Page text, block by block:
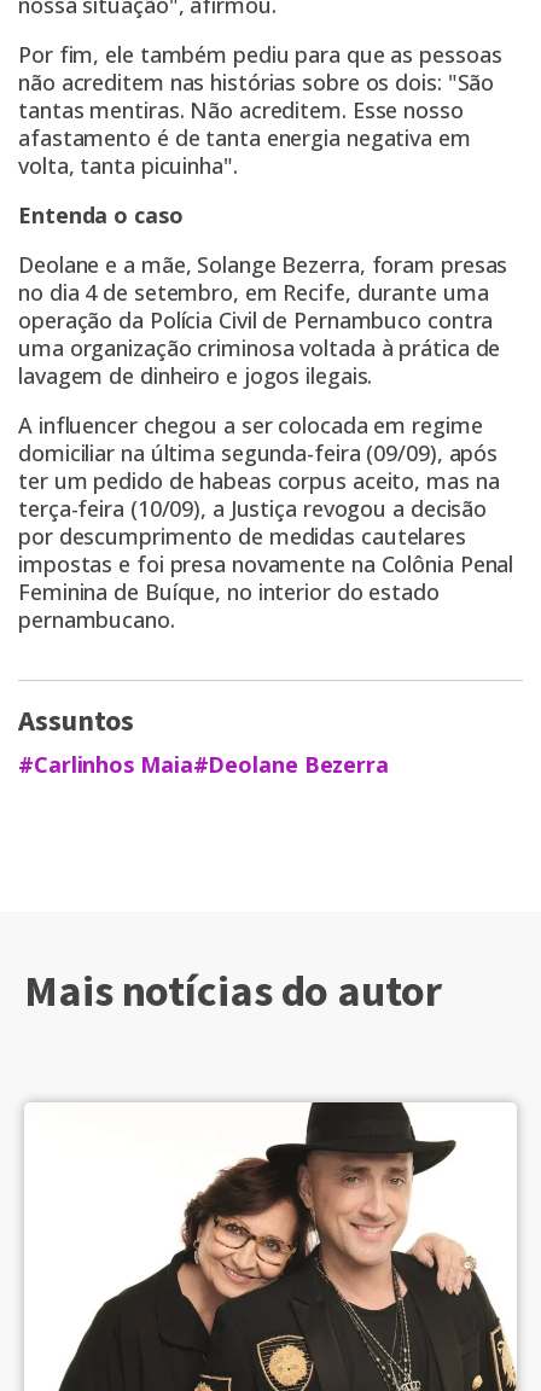
Por fim, ele também pediu para que as pessoas
não acreditem nas histórias sobre os dois: "São
tantas mentiras. Não acreditem. Esse nosso
afastamento é de tanta energia negativa em
volta, tanta picuinha".
Entenda o caso
Deolane e a mãe, Solange Bezerra, foram presas
no dia 4 de setembro, em Recife, durante uma
operação da Polícia Civil de Pernambuco contra
uma organização criminosa voltada à prática de
lavagem de dinheiro e jogos ilegais.
A influencer chegou a ser colocada em regime
domiciliar na última segunda-feira (09/09), após
ter um pedido de habeas corpus aceito, mas na
terça-feira (10/09), a Justiça revogou a decisão
por descumprimento de medidas cautelares
impostas e foi presa novamente na Colônia Penal
Feminina de Buíque, no interior do estado
pernambucano.
Assuntos
#Carlinhos Maia#Deolane Bezerra
Mais notícias do autor